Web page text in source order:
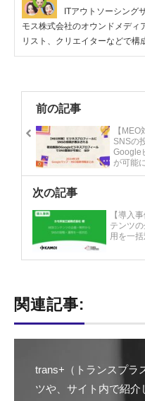
ITアウトソーシング
モス株式会社のオウンドメディ
リスト、クリエイターなどで構
前の記事
【
SNSの
Google
が可能
プ・
次の記事
【導入
テンツ
用を一
関連記事:
trans+（トランスプラ
ツや、サイト内で紹